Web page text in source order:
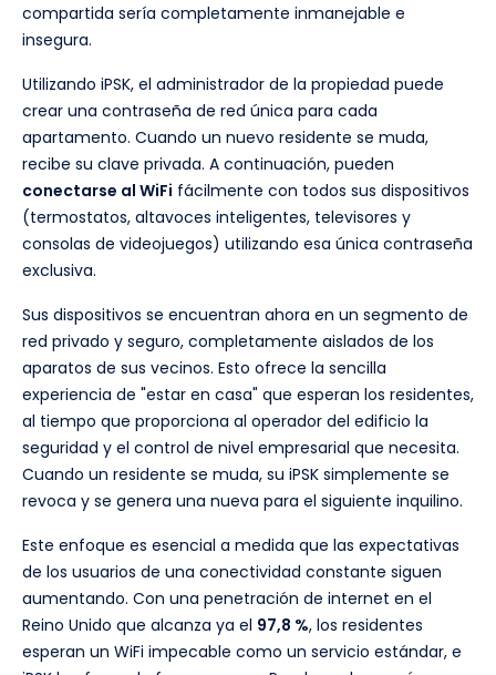
compartida sería completamente inmanejable e
insegura.
Utilizando iPSK, el administrador de la propiedad puede
crear una contraseña de red única para cada
apartamento. Cuando un nuevo residente se muda,
recibe su clave privada. A continuación, pueden
conectarse al WiFi fácilmente con todos sus dispositivos
(termostatos, altavoces inteligentes, televisores y
consolas de videojuegos) utilizando esa única contraseña
exclusiva.
Sus dispositivos se encuentran ahora en un segmento de
red privado y seguro, completamente aislados de los
aparatos de sus vecinos. Esto ofrece la sencilla
experiencia de "estar en casa" que esperan los residentes,
al tiempo que proporciona al operador del edificio la
seguridad y el control de nivel empresarial que necesita.
Cuando un residente se muda, su iPSK simplemente se
revoca y se genera una nueva para el siguiente inquilino.
Este enfoque es esencial a medida que las expectativas
de los usuarios de una conectividad constante siguen
aumentando. Con una penetración de internet en el
Reino Unido que alcanza ya el 97,8 %, los residentes
esperan un WiFi impecable como un servicio estándar, e